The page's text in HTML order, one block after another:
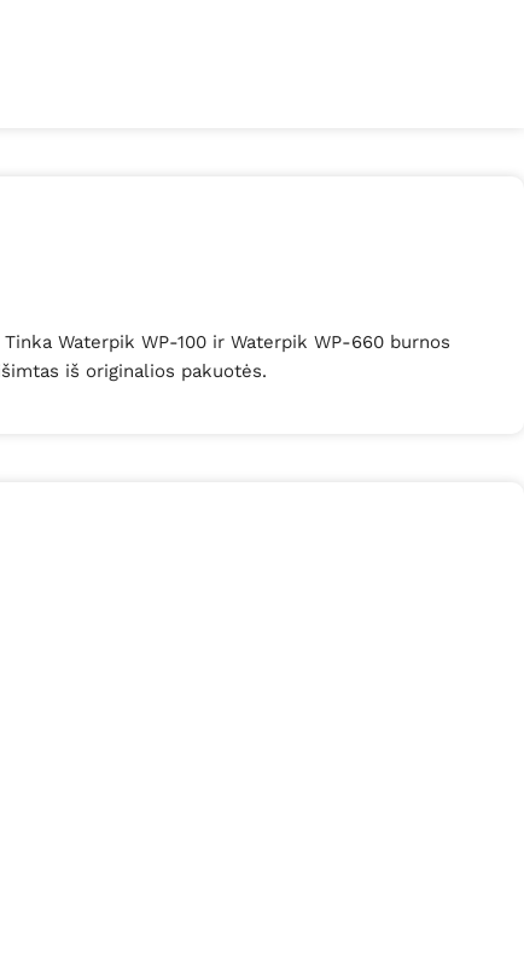
Waterpik WP-100 ir Waterpik WP-660 burnos
iš originalios pakuotės.